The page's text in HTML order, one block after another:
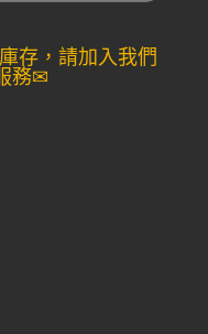
存，請加入我們
務✉